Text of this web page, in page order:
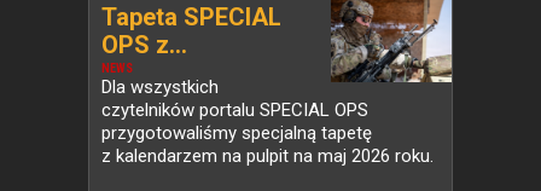
NEWS
Tapeta SPECIAL
OPS z...
Dla wszystkich
czytelników portalu SPECIAL OPS
przygotowaliśmy specjalną tapetę
z kalendarzem na pulpit na maj 2026 roku.